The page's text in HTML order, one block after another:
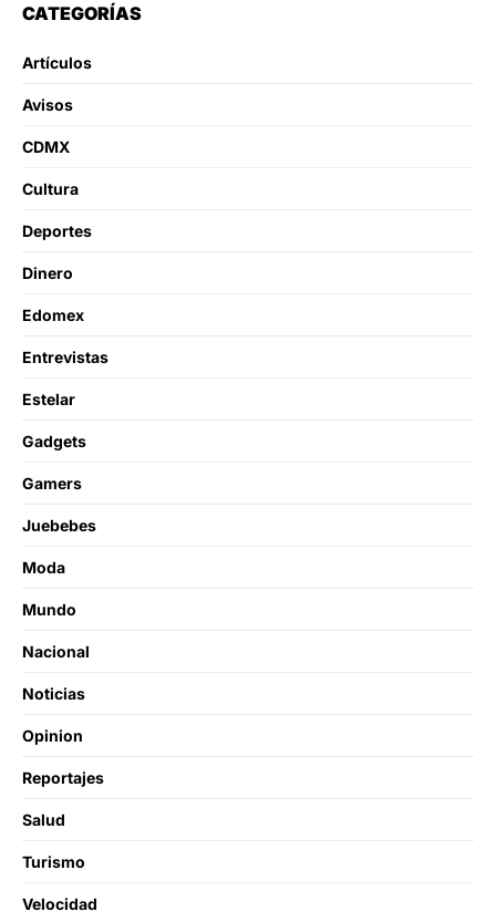
CATEGORÍAS
Artículos
Avisos
CDMX
Cultura
Deportes
Dinero
Edomex
Entrevistas
Estelar
Gadgets
Gamers
Juebebes
Moda
Mundo
Nacional
Noticias
Opinion
Reportajes
Salud
Turismo
Velocidad